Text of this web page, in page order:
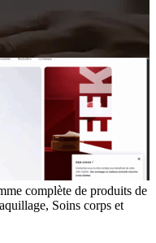
complète de produits de
Soins corps et